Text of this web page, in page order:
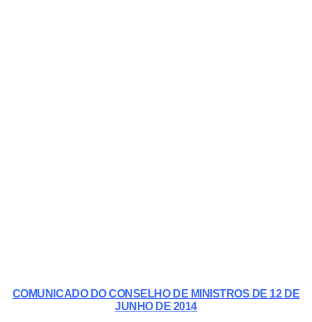
COMUNICADO DO CONSELHO DE MINISTROS DE 12 DE
JUNHO DE 2014